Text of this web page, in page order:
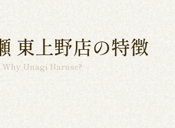
東上野店の特徴
Why Unagi Naruse?